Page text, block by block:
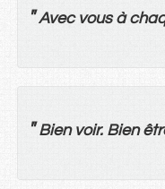
" Avec vous à
" Bien voir. Bien